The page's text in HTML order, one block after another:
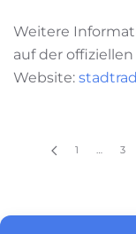
Weitere
auf der
Website:
1 3